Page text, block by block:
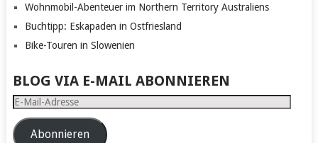
Wohnmobil-Abenteuer im Northern Territory Australiens
Buchtipp: Eskapaden in Ostfriesland
Bike-Touren in Slowenien
BLOG VIA E-MAIL ABONNIEREN
E-
Mail-
AdresseAbonnieren